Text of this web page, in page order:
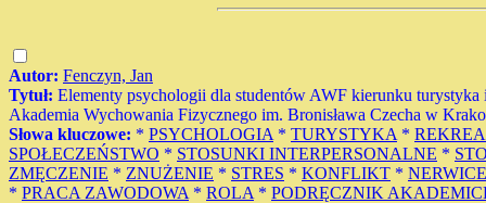
Autor: Fenczyn, Jan
Tytuł: Elementy psychologii dla studentów AWF kierunku
Akademia Wychowania Fizycznego im. Bronisława Czecha w
Słowa kluczowe: * PSYCHOLOGIA * TURYSTYKA *
SPOŁECZEŃSTWO * STOSUNKI INTERPERSONALNE *
ZMĘCZENIE * ZNUŻENIE * STRES * KONFLIKT * NERWICE
* PRACA ZAWODOWA * ROLA * PODRĘCZNIK